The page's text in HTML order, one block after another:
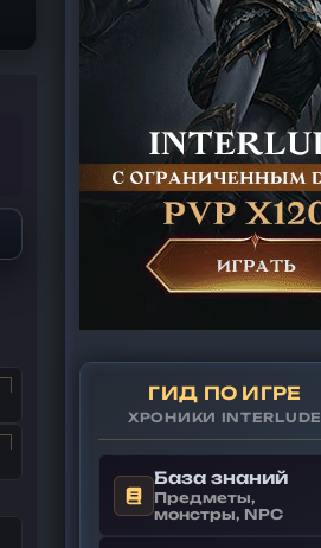
ГИД ПО ИГРЕ
ХРОНИКИ INTERLUDE
База знаний
Предметы,
монстры, NPC